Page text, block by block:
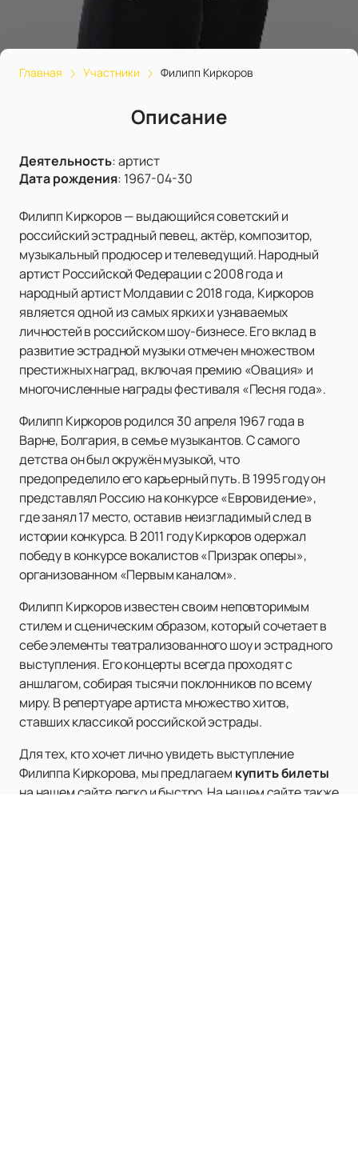
Главная Участники Филипп Киркоров
Описание
Деятельность:артист
Дата рождения: 1967-04-30
Филипп Киркоров — выдающийся советский и
российский эстрадный певец, актёр, композитор,
музыкальный продюсер и телеведущий. Народный
артист Российской Федерации с 2008 года и
народный артист Молдавии с 2018 года, Киркоров
является одной из самых ярких и узнаваемых
личностей в российском шоу-бизнесе. Его вклад в
развитие эстрадной музыки отмечен множеством
престижных наград, включая премию «Овация» и
многочисленные награды фестиваля «Песня года».
Филипп Киркоров родился 30 апреля 1967 года в
Варне, Болгария, в семье музыкантов. С самого
детства он был окружён музыкой, что
предопределило его карьерный путь. В 1995 году он
представлял Россию на конкурсе «Евровидение»,
где занял 17 место, оставив неизгладимый след в
истории конкурса. В 2011 году Киркоров одержал
победу в конкурсе вокалистов «Призрак оперы»,
организованном «Первым каналом».
Филипп Киркоров известен своим неповторимым
стилем и сценическим образом, который сочетает в
себе элементы театрализованного шоу и эстрадного
выступления. Его концерты всегда проходят с
аншлагом, собирая тысячи поклонников по всему
миру. В репертуаре артиста множество хитов,
ставших классикой российской эстрады.
Для тех, кто хочет лично увидеть выступление
Филиппа Киркорова, мы предлагаем купить билеты
на нашем сайте легко и быстро. На нашем сайте также